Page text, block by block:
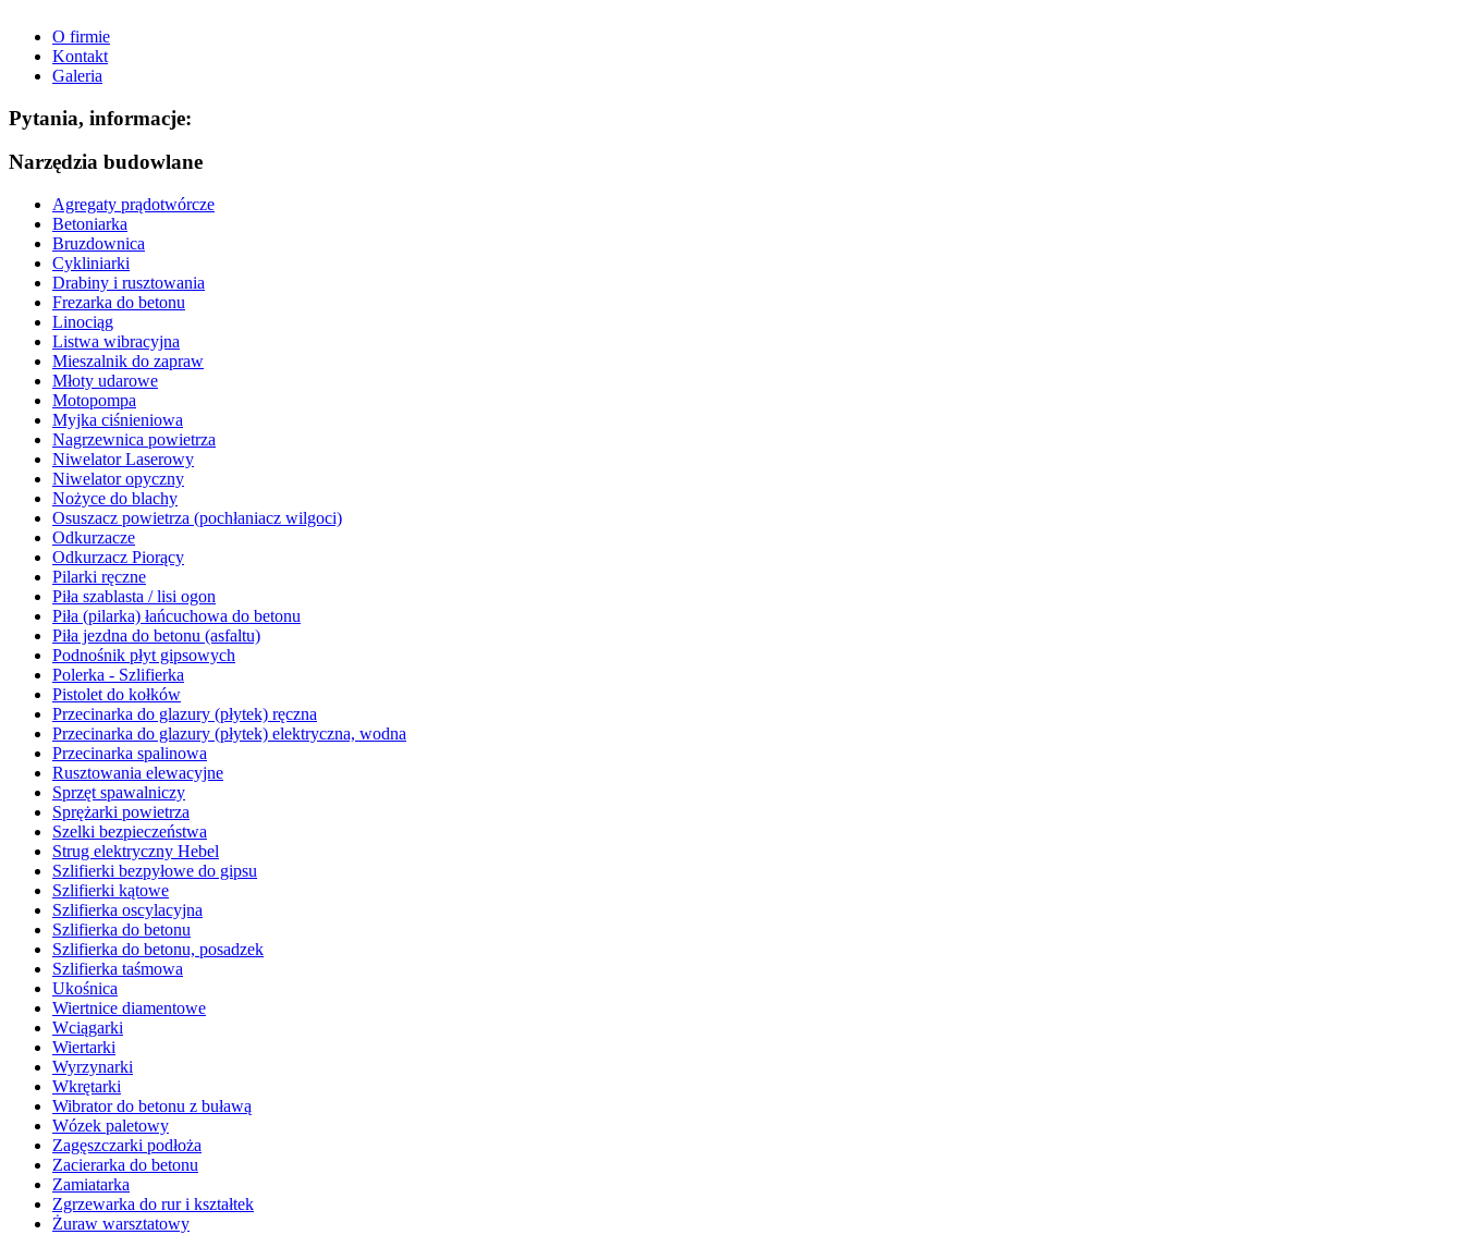
O firmie
Kontakt
Galeria
Pytania, informacje:
Narzędzia budowlane
Agregaty prądotwórcze
Betoniarka
Bruzdownica
Cykliniarki
Drabiny i rusztowania
Frezarka do betonu
Linociąg
Listwa wibracyjna
Mieszalnik do zapraw
Młoty udarowe
Motopompa
Myjka ciśnieniowa
Nagrzewnica powietrza
Niwelator Laserowy
Niwelator opyczny
Nożyce do blachy
Osuszacz powietrza (pochłaniacz wilgoci)
Odkurzacze
Odkurzacz Piorący
Pilarki ręczne
Piła szablasta / lisi ogon
Piła (pilarka) łańcuchowa do betonu
Piła jezdna do betonu (asfaltu)
Podnośnik płyt gipsowych
Polerka - Szlifierka
Pistolet do kołków
Przecinarka do glazury (płytek) ręczna
Przecinarka do glazury (płytek) elektryczna, wodna
Przecinarka spalinowa
Rusztowania elewacyjne
Sprzęt spawalniczy
Sprężarki powietrza
Szelki bezpieczeństwa
Strug elektryczny Hebel
Szlifierki bezpyłowe do gipsu
Szlifierki kątowe
Szlifierka oscylacyjna
Szlifierka do betonu
Szlifierka do betonu, posadzek
Szlifierka taśmowa
Ukośnica
Wiertnice diamentowe
Wciągarki
Wiertarki
Wyrzynarki
Wkrętarki
Wibrator do betonu z buławą
Wózek paletowy
Zagęszczarki podłoża
Zacierarka do betonu
Zamiatarka
Zgrzewarka do rur i kształtek
Żuraw warsztatowy